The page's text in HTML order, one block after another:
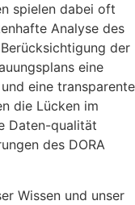
spielen dabei oft
Analyse des
der
eine
eine transparente
die Lücken im
Daten-qualität
des DORA
Wissen und unser